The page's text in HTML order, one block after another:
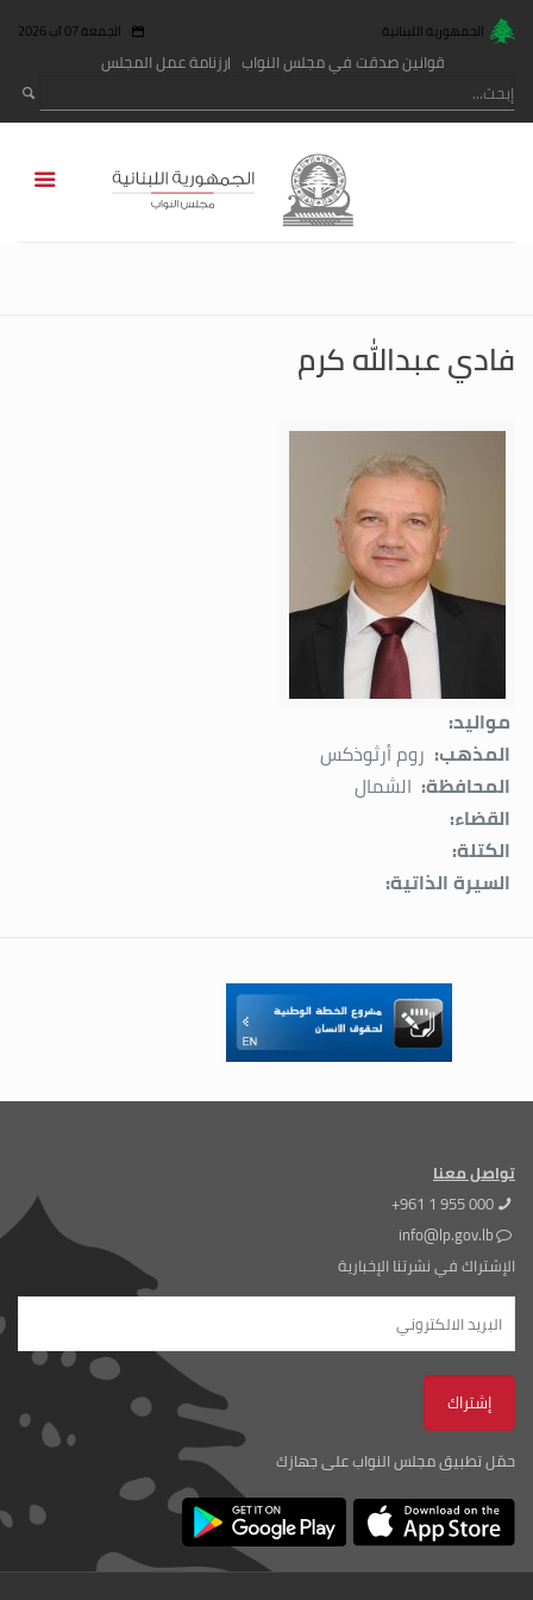
الجمهورية اللبنانية الجمعة 07 آب 2026
قوانين صدقت في مجلس النواب رزنامة عمل المجلس
فادي عبدالله كرم
مواليد:
المذهب: روم أرثوذكس
المحافظة: الشمال
القضاء:
الكتلة:
السيرة الذاتية:
تواصل معنا
+961 1 955 000
info@lp.gov.lb
الإشتراك في نشرتنا الإخبارية
حمّل تطبيق مجلس النواب على جهازك